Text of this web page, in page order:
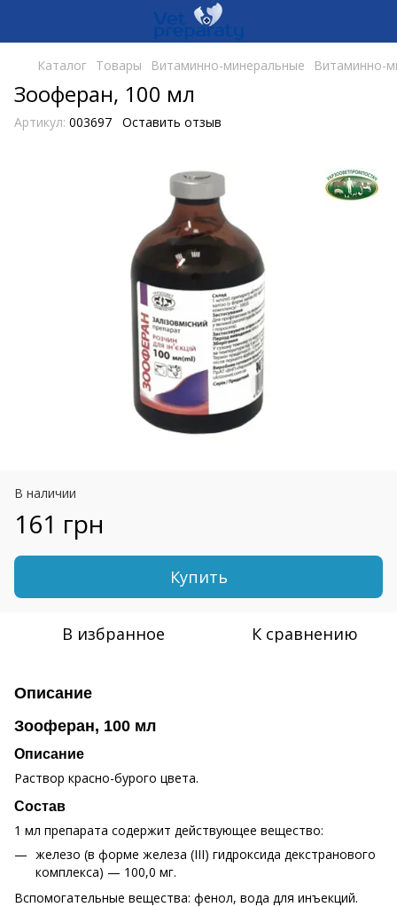
Каталог Товары Витаминно-минеральные Витаминно-
Зооферан, 100 мл
Артикул: 003697 Оставить отзыв
В наличии
161 грн
Купить
В избранное К сравнению
Описание
Зооферан, 100 мл
Описание
Раствор красно-бурого цвета.
Состав
1 мл препарата содержит действующее вещество:
железо (в форме железа (III) гидроксида декстранового
комплекса) — 100,0 мг.
Вспомогательные вещества: фенол, вода для инъекций.